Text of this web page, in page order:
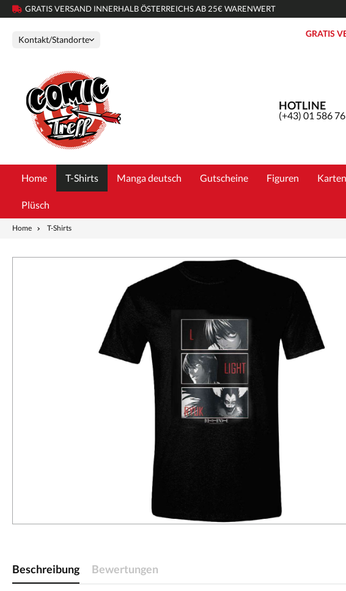
GRATIS VERSAND INNERHALB ÖSTERREICHS AB 25€ WARENWERT
Kontakt/Standorte
GRATIS
HOTLINE
(+43) 01 586
Home T-Shirts Manga deutsch Gutscheine Figuren
Plüsch
Home T-Shirts
Beschreibung Bewertungen